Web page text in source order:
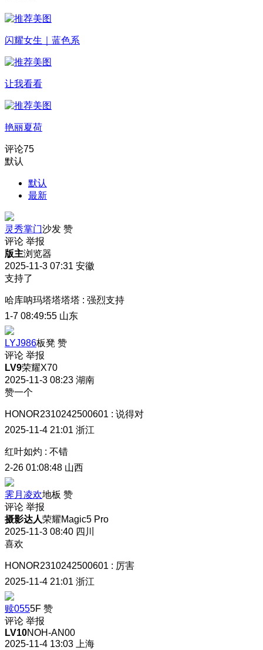
闪耀女生｜蓝色系
让我看看
艳丽夏荷
评论75
默认
默认
最新
灵秀掌门沙发 赞
评论 举报
版主浏览器
2025-11-3 07:31 安徽
支持了
哈库呐玛塔塔塔塔 : 强烈支持
1-7 08:49:55 山东
LYJ986板凳 赞
评论 举报
LV9荣耀X70
2025-11-3 08:23 湖南
赞一个
HONOR2310242500601 : 说得对
2025-11-4 21:01 浙江
红叶如灼 : 不错
2-26 01:08:48 山西
霁月凌欢地板 赞
评论 举报
摄影达人荣耀Magic5 Pro
2025-11-3 08:40 四川
喜欢
HONOR2310242500601 : 厉害
2025-11-4 21:01 浙江
赎0555F 赞
评论 举报
LV10NOH-AN00
2025-11-4 13:03
上海